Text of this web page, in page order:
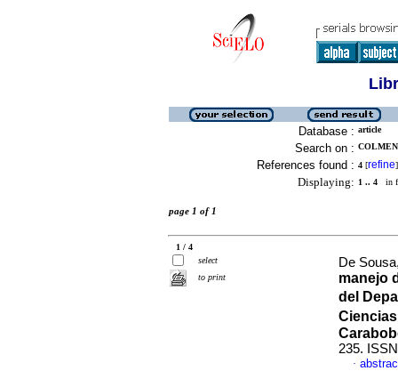
Database : article
Search on :
References found : 4 [refine]
Displaying: 1 .. 4 in
page 1 of 1
1 / 4
select
to print
De
manejo
del
235.
·